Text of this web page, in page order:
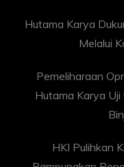
Hutama Karya
Melalui
Pemeliharaan
Hutama Karya
HKI Pulihkan